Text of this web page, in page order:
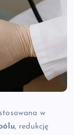
w
bólu, redukcję